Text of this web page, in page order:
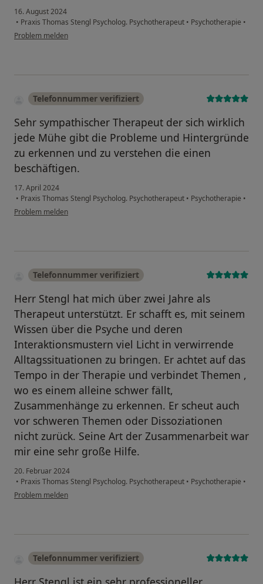
16. August 2024
• Praxis Thomas Stengl Psycholog. Psychotherapeut • Psychotherapie •
Problem melden
Telefonnummer verifiziert
Sehr sympathischer Therapeut der sich wirklich
jede Mühe gibt die Probleme und Hintergründe
zu erkennen und zu verstehen die einen
beschäftigen.
17. April 2024
• Praxis Thomas Stengl Psycholog. Psychotherapeut • Psychotherapie •
Problem melden
Telefonnummer verifiziert
Herr Stengl hat mich über zwei Jahre als
Therapeut unterstützt. Er schafft es, mit seinem
Wissen über die Psyche und deren
Interaktionsmustern viel Licht in verwirrende
Alltagssituationen zu bringen. Er achtet auf das
Tempo in der Therapie und verbindet Themen ,
wo es einem alleine schwer fällt,
Zusammenhänge zu erkennen. Er scheut auch
vor schweren Themen oder Dissoziationen
nicht zurück. Seine Art der Zusammenarbeit war
mir eine sehr große Hilfe.
20. Februar 2024
• Praxis Thomas Stengl Psycholog. Psychotherapeut • Psychotherapie •
Problem melden
Telefonnummer verifiziert